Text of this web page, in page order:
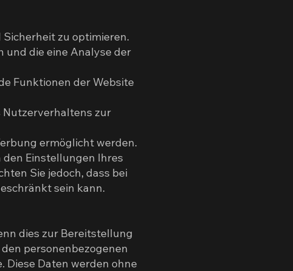
zu optimieren.
und die eine Analyse der
Funktionen der Website
Nutzerverhaltens zur
ermöglicht werden.
Einstellungen Ihres
Sie jedoch, dass bei
sein kann.
dies zur Bereitstellung
personenbezogenen
Diese Daten werden ohne